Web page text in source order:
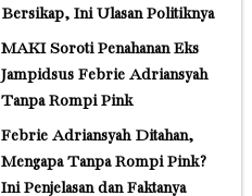
Bersikap, Ini Ulasan Politiknya
MAKI Soroti Penahanan Eks
Jampidsus Febrie Adriansyah
Tanpa Rompi Pink
Febrie Adriansyah Ditahan,
Mengapa Tanpa Rompi Pink?
Ini Penjelasan dan Faktanya